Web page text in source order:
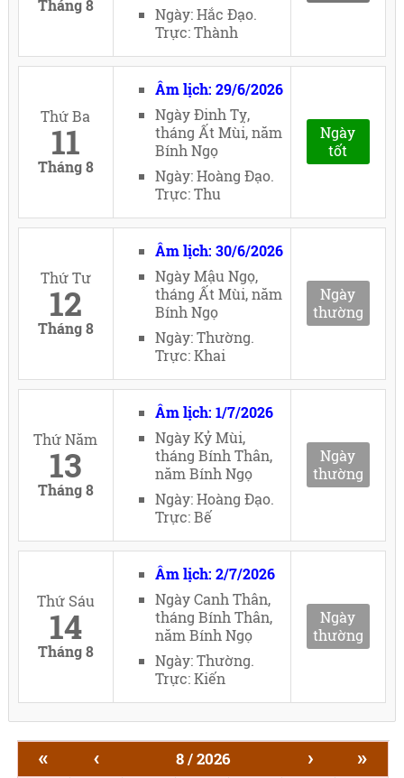
Tháng 8
Ngày: Hắc Đạo.
Trực: Thành
Thứ Ba
11
Tháng 8
Âm lịch: 29/6/2026
Ngày Đinh Tỵ,
tháng Ất Mùi, năm
Bính Ngọ
Ngày: Hoàng Đạo.
Trực: Thu
Ngày
tốt
Thứ Tư
12
Tháng 8
Âm lịch: 30/6/2026
Ngày Mậu Ngọ,
tháng Ất Mùi, năm
Bính Ngọ
Ngày: Thường.
Trực: Khai
Ngày
thường
Thứ Năm
13
Tháng 8
Âm lịch: 1/7/2026
Ngày Kỷ Mùi,
tháng Bính Thân,
năm Bính Ngọ
Ngày: Hoàng Đạo.
Trực: Bế
Ngày
thường
Thứ Sáu
14
Tháng 8
Âm lịch: 2/7/2026
Ngày Canh Thân,
tháng Bính Thân,
năm Bính Ngọ
Ngày: Thường.
Trực: Kiến
Ngày
thường
« ‹ 8 / 2026 › »